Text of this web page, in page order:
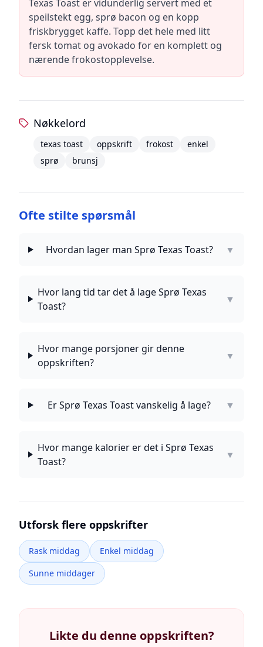
Texas Toast er vidunderlig servert med et
speilstekt egg, sprø bacon og en kopp
friskbrygget kaffe. Topp det hele med litt
fersk tomat og avokado for en komplett og
nærende frokostopplevelse.
Nøkkelord
texas toast oppskrift frokost
enkel
sprø
brunsj
Ofte stilte spørsmål
Hvordan lager man Sprø Texas Toast? ▼
Hvor lang tid tar det å lage Sprø Texas
Toast?
▼
Hvor mange porsjoner gir denne
oppskriften?
▼
Er Sprø Texas Toast vanskelig å lage? ▼
Hvor mange kalorier er det i Sprø Texas
Toast?
▼
Utforsk flere oppskrifter
Rask middag
Enkel middag
Sunne middager
Likte du denne oppskriften?